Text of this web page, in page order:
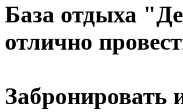
База отдыха
отлично
Забронировать